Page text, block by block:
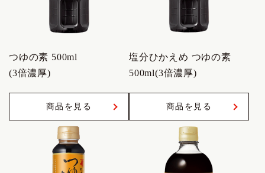
つゆの素 500ml
(3倍濃厚)
商品を見る
塩分ひかえめ つゆの素
500ml(3倍濃厚)
商品を見る